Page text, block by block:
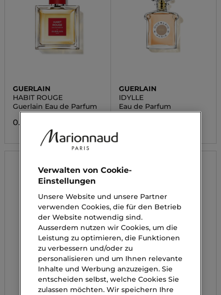
GUERLAIN
HABIT ROUGE
Guerlain Eau de Parfum
0.00 CHF
GUERLAIN
IDYLLE
Eau de Parfum
Verwalten von Cookie-
Einstellungen
Unsere Website und unsere Partner
verwenden Cookies, die für den Betrieb
der Website notwendig sind.
Ausserdem nutzen wir Cookies, um die
Leistung zu optimieren, die Funktionen
zu verbessern und/oder zu
personalisieren und um Ihnen relevante
Inhalte und Werbung anzuzeigen. Sie
entscheiden selbst, welche Cookies Sie
zulassen möchten. Wir speichern Ihre